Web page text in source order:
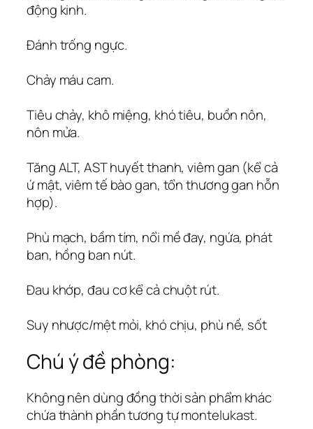
động kinh.
Đánh trống ngực.
Chảy máu cam.
Tiêu chảy, khô miệng, khó tiêu, buồn nôn,
nôn mửa.
Tăng ALT, AST huyết thanh, viêm gan (kể cả
ứ mật, viêm tế bào gan, tổn thương gan hỗn
hợp).
Phù mạch, bầm tím, nổi mề đay, ngứa, phát
ban, hồng ban nút.
Đau khớp, đau cơ kể cả chuột rút.
Suy nhược/mệt mỏi, khó chịu, phù nề, sốt
Chú ý đề phòng:
Không nên dùng đồng thời sản phẩm khác
chứa thành phần tương tự montelukast.